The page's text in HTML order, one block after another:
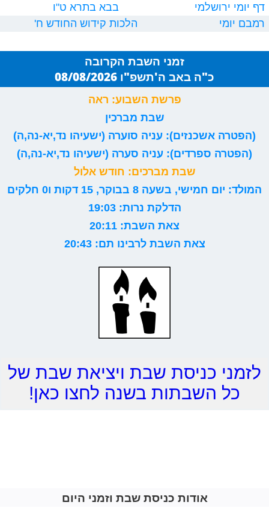
דף יומי ירושלמי
בבא בתרא ט"ו
רמבם יומי
הלכות קידוש החודש ח'
זמני השבת הקרובה
כ"ה באב ה'תשפ"ו 08/08/2026
פרשת השבוע: ראה
שבת מברכין
(הפטרה אשכנזים): עניה סוערה (ישעיהו נד,יא-נה,ה)
(הפטרה ספרדים): עניה סערה (ישעיהו נד,יא-נה,ה)
שבת מברכים: חודש אלול
המולד: יום חמישי, בשעה 8 בבוקר, 15 דקות ו0 חלקים
הדלקת נרות: 19:03
צאת השבת: 20:11
צאת השבת לרבינו תם: 20:43
לזמני כניסת שבת ויציאת שבת של
כל השבתות בשנה לחצו כאן!
אודות כניסת שבת וזמני היום